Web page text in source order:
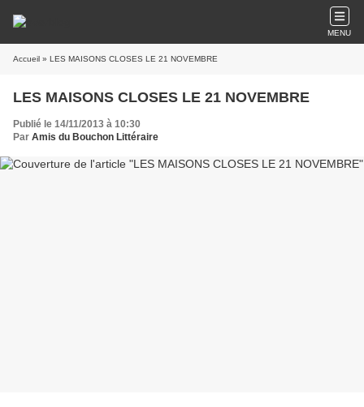
MENU
Accueil » LES MAISONS CLOSES LE 21 NOVEMBRE
LES MAISONS CLOSES LE 21 NOVEMBRE
Publié le 14/11/2013 à 10:30
Par Amis du Bouchon Littéraire